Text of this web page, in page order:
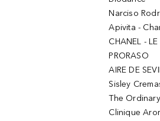
Narciso
Apivita -
CHANEL - LE
PRORASO
AIRE DE
Sisley
The Ordinary
Clinique